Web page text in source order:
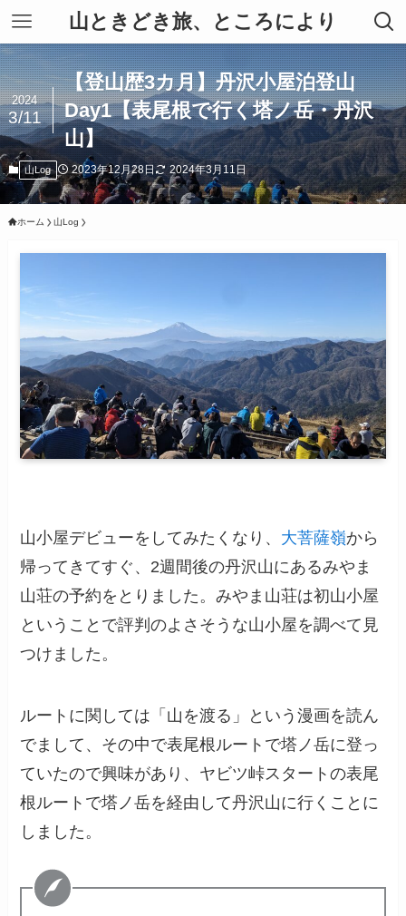
山ときどき旅、ところにより
【登山歴3カ月】丹沢小屋泊登山
Day1【表尾根で行く塔ノ岳・丹沢
山】
2024
3/11
山Log 2023年12月28日 2024年3月11日
ホーム 山Log
山小屋デビューをしてみたくなり、 大菩薩嶺から
帰ってきてすぐ、2週間後の丹沢山にあるみやま
山荘の予約をとりました。みやま山荘は初山小屋
ということで評判のよさそうな山小屋を調べて見
つけました。
ルートに関しては「山を渡る」という漫画を読ん
でまして、その中で表尾根ルートで塔ノ岳に登っ
ていたので興味があり、ヤビツ峠スタートの表尾
根ルートで塔ノ岳を経由して丹沢山に行くことに
しました。